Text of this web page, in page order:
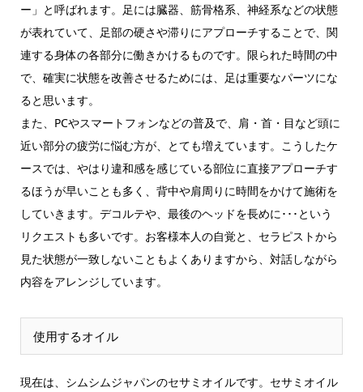
ー」と呼ばれます。足には臓器、筋骨格系、神経系などの状態
が表れていて、足部の硬さや滞りにアプローチすることで、関
連する身体の各部分に働きかけるものです。限られた時間の中
で、確実に状態を改善させるためには、足は重要なパーツにな
ると思います。
また、PCやスマートフォンなどの普及で、肩・首・目など頭に
近い部分の疲労に悩む方が、とても増えています。こうしたケ
ースでは、やはり違和感を感じている部位に直接アプローチす
るほうが早いことも多く、背中や肩周りに時間をかけて施術を
していきます。デコルテや、最後のヘッドを長めに･･･という
リクエストも多いです。お客様本人の自覚と、セラピストから
見た状態が一致しないこともよくありますから、対話しながら
内容をアレンジしています。
使用するオイル
現在は、シムシムジャパンのセサミオイルです。セサミオイル